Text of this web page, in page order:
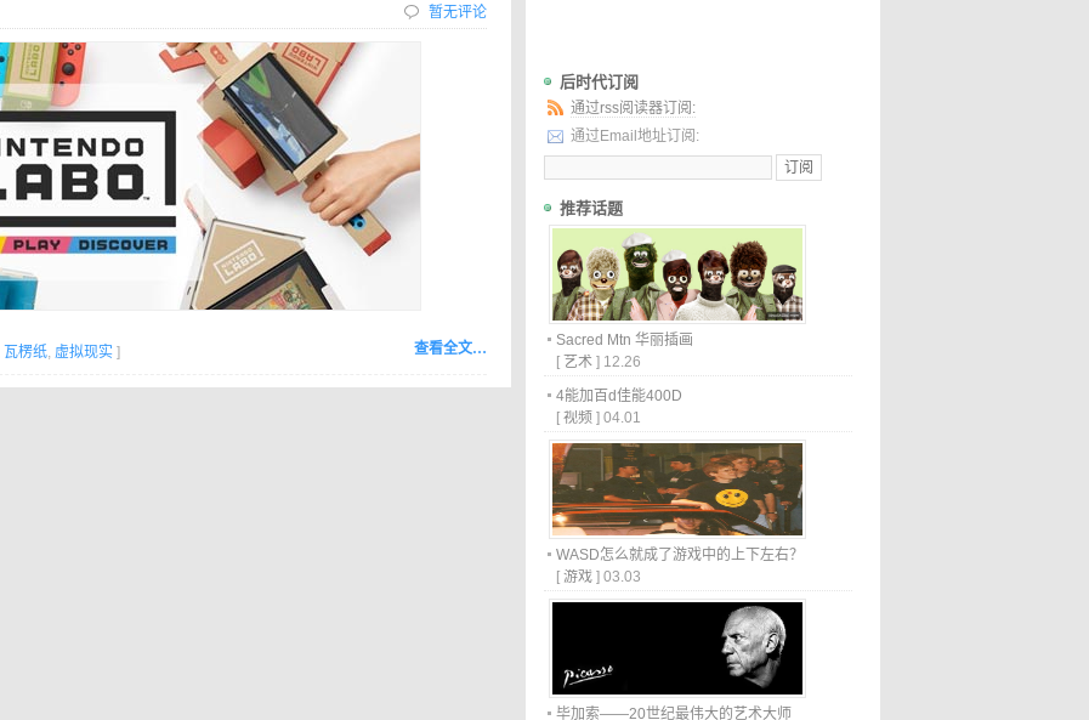
暂无评论
查看全文…
瓦楞纸, 虚拟现实 ]
后时代订阅
通过rss阅读器订阅:
通过Email地址订阅:
推荐话题
Sacred Mtn 华丽插画
[ 艺术 ] 12.26
4能加百d佳能400D
[ 视频 ] 04.01
WASD怎么就成了游戏中的上下左右？
[ 游戏 ] 03.03
毕加索——20世纪最伟大的艺术大师